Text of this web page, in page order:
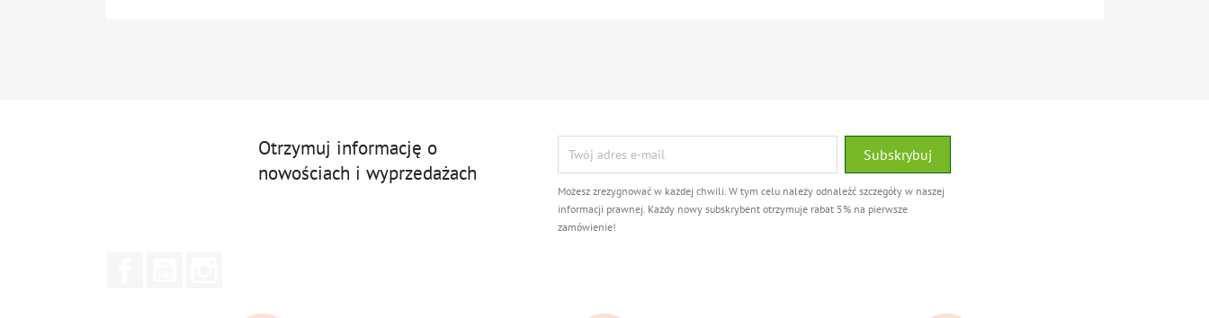
Otrzymuj informację o
nowościach i wyprzedażach
Możesz zrezygnować w każdej chwili. W tym celu należy odnaleźć szczegóły w naszej
informacji prawnej. Każdy nowy subskrybent otrzymuje rabat 5% na pierwsze
zamówienie!